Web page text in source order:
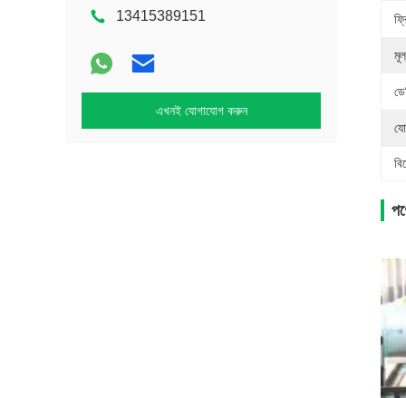
13415389151
এখনই যোগাযোগ করুন